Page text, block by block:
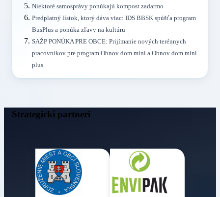
Niektoré samosprávy ponúkajú kompost zadarmo
Predplatný lístok, ktorý dáva viac: IDS BBSK spúšťa program
BusPlus a ponúka zľavy na kultúru
SAŽP PONÚKA PRE OBCE: Prijímanie nových terénnych
pracovníkov pre program Obnov dom mini a Obnov dom mini
plus
Strategickí partneri